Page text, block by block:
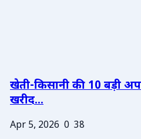
खेती-किसानी की 10 बड़ी
खरीद...
Apr 5, 2026 0 38